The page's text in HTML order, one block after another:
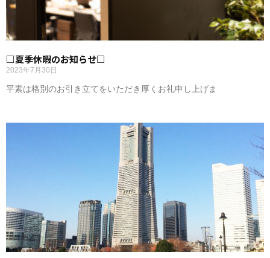
□夏季休暇のお知らせ□
2023年7月30日
平素は格別のお引き立てをいただき厚くお礼申し上げま